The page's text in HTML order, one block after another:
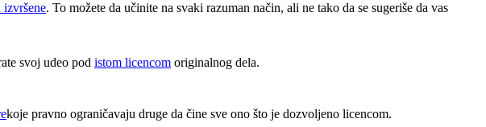
izvršene. To možete da učinite na svaki razuman način, ali ne tako da se sugeriše da vas
svoj udeo pod istom licencom originalnog dela.
koje pravno ograničavaju druge da čine sve ono što je dozvoljeno licencom.